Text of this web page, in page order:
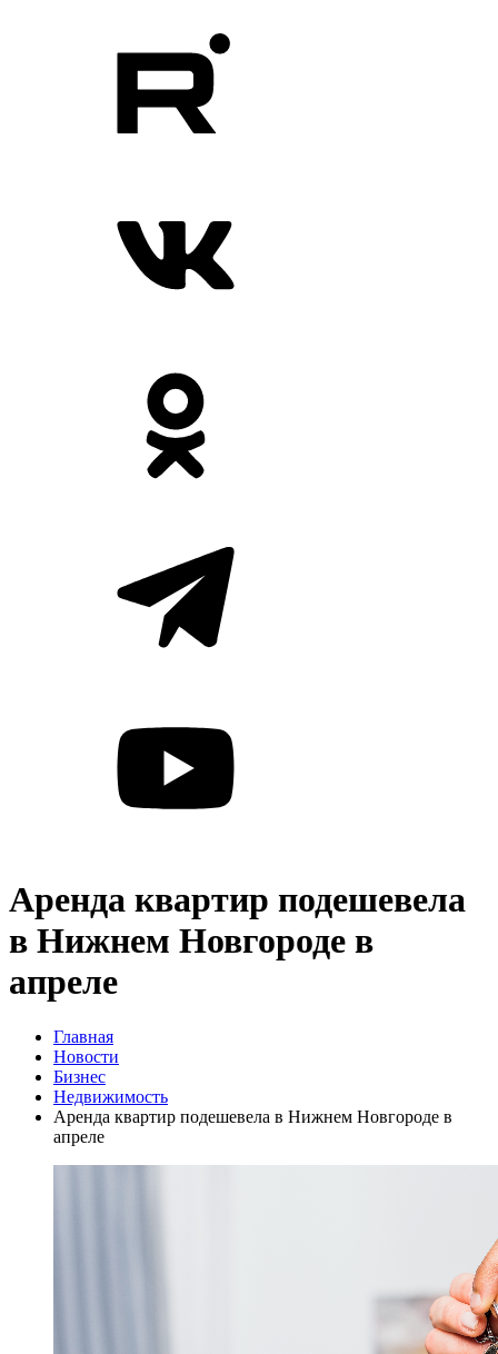
Аренда квартир подешевела
в Нижнем Новгороде в
апреле
Главная
Новости
Бизнес
Недвижимость
Аренда квартир подешевела в Нижнем Новгороде в
апреле